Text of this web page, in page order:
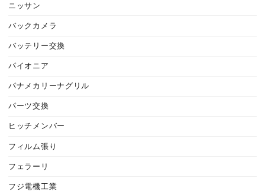
ニッサン
バックカメラ
バッテリー交換
パイオニア
パナメカリーナグリル
パーツ交換
ヒッチメンバー
フィルム張り
フェラーリ
フジ電機工業